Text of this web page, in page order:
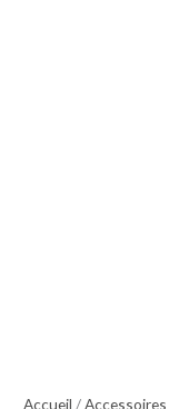
Accueil /Accessoires